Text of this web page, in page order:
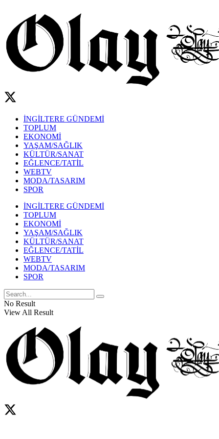
İNGİLTERE GÜNDEMİ
TOPLUM
EKONOMİ
YAŞAM/SAĞLIK
KÜLTÜR/SANAT
EĞLENCE/TATİL
WEBTV
MODA/TASARIM
SPOR
İNGİLTERE GÜNDEMİ
TOPLUM
EKONOMİ
YAŞAM/SAĞLIK
KÜLTÜR/SANAT
EĞLENCE/TATİL
WEBTV
MODA/TASARIM
SPOR
No Result
View All Result